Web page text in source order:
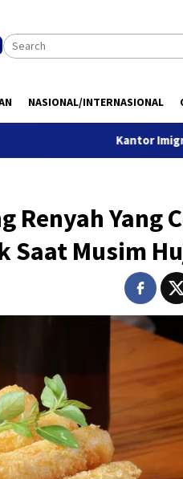
NASIONAL/INTERNASIONAL
Kantor Imigrasi Kediri
Renyah Yang
Saat Musim